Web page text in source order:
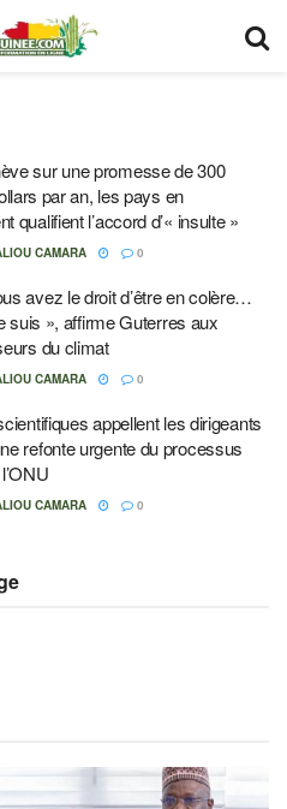
sur une promesse de 300
par an, les pays en
qualifient l’accord d’« insulte »
CAMARA 0
avez le droit d’être en colère…
suis », affirme Guterres aux
du climat
CAMARA 0
appellent les dirigeants
refonte urgente du processus
CAMARA 0